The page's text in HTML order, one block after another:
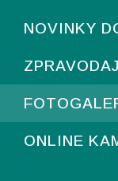
NOVINKY
ONLINE